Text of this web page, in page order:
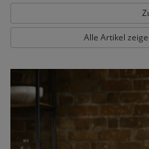
Alle Artikel